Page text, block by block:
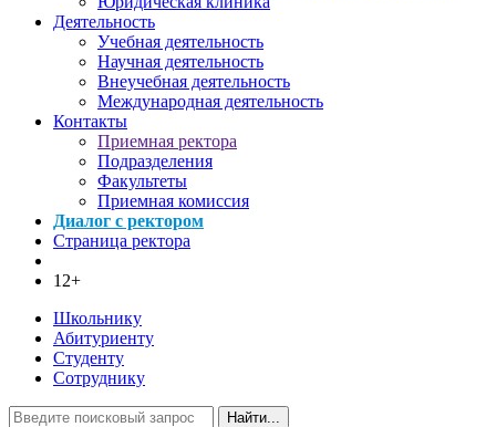
Деятельность
Учебная деятельность
Научная деятельность
Внеучебная деятельность
Международная деятельность
Контакты
Приемная ректора
Подразделения
Факультеты
Приемная комиссия
Диалог с ректором
Страница ректора
12+
Школьнику
Абитуриенту
Студенту
Сотруднику
Найти...